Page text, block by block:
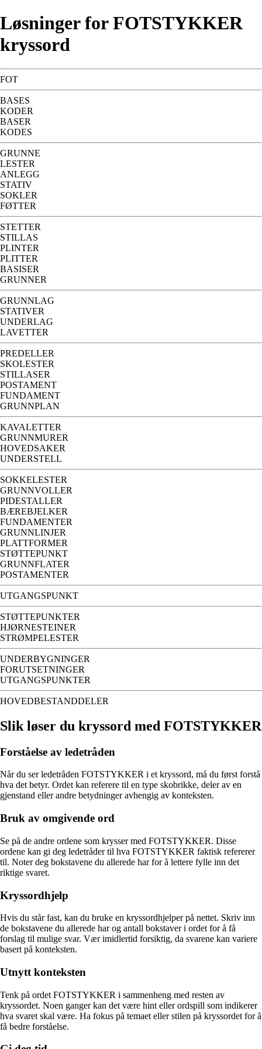
Løsninger for FOTSTYKKER
kryssord
FOT
BASES
KODER
BASER
KODES
GRUNNE
LESTER
ANLEGG
STATIV
SOKLER
FØTTER
STETTER
STILLAS
PLINTER
PLITTER
BASISER
GRUNNER
GRUNNLAG
STATIVER
UNDERLAG
LAVETTER
PREDELLER
SKOLESTER
STILLASER
POSTAMENT
FUNDAMENT
GRUNNPLAN
KAVALETTER
GRUNNMURER
HOVEDSAKER
UNDERSTELL
SOKKELESTER
GRUNNVOLLER
PIDESTALLER
BÆREBJELKER
FUNDAMENTER
GRUNNLINJER
PLATTFORMER
STØTTEPUNKT
GRUNNFLATER
POSTAMENTER
UTGANGSPUNKT
STØTTEPUNKTER
HJØRNESTEINER
STRØMPELESTER
UNDERBYGNINGER
FORUTSETNINGER
UTGANGSPUNKTER
HOVEDBESTANDDELER
Slik løser du kryssord med FOTSTYKKER
Forståelse av ledetråden
Når du ser ledetråden FOTSTYKKER i et kryssord, må du først forstå
hva det betyr. Ordet kan referere til en type skobrikke, deler av en
gjenstand eller andre betydninger avhengig av konteksten.
Bruk av omgivende ord
Se på de andre ordene som krysser med FOTSTYKKER. Disse
ordene kan gi deg ledetråder til hva FOTSTYKKER faktisk refererer
til. Noter deg bokstavene du allerede har for å lettere fylle inn det
riktige svaret.
Kryssordhjelp
Hvis du står fast, kan du bruke en kryssordhjelper på nettet. Skriv inn
de bokstavene du allerede har og antall bokstaver i ordet for å få
forslag til mulige svar. Vær imidlertid forsiktig, da svarene kan variere
basert på konteksten.
Utnytt konteksten
Tenk på ordet FOTSTYKKER i sammenheng med resten av
kryssordet. Noen ganger kan det være hint eller ordspill som indikerer
hva svaret skal være. Ha fokus på temaet eller stilen på kryssordet for å
få bedre forståelse.